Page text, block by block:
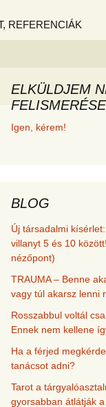
REFERENCIÁK
az új
és
ELKÜLDJEM
Igen, kérem!
BLOG
Új társadalmi
villanyt 5 és 10
nézőpont)
TRAUMA – Benne
vagy túl akarsz lenni
Rosszabbul voltál
Ennek nem kellene
Ha a férjed
tanácsot adni?
Tarot a
gyorsabban átlátják